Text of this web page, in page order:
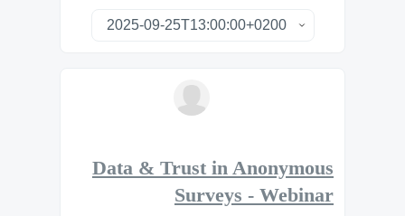
Data & Trust in Anonymous
Surveys - Webinar